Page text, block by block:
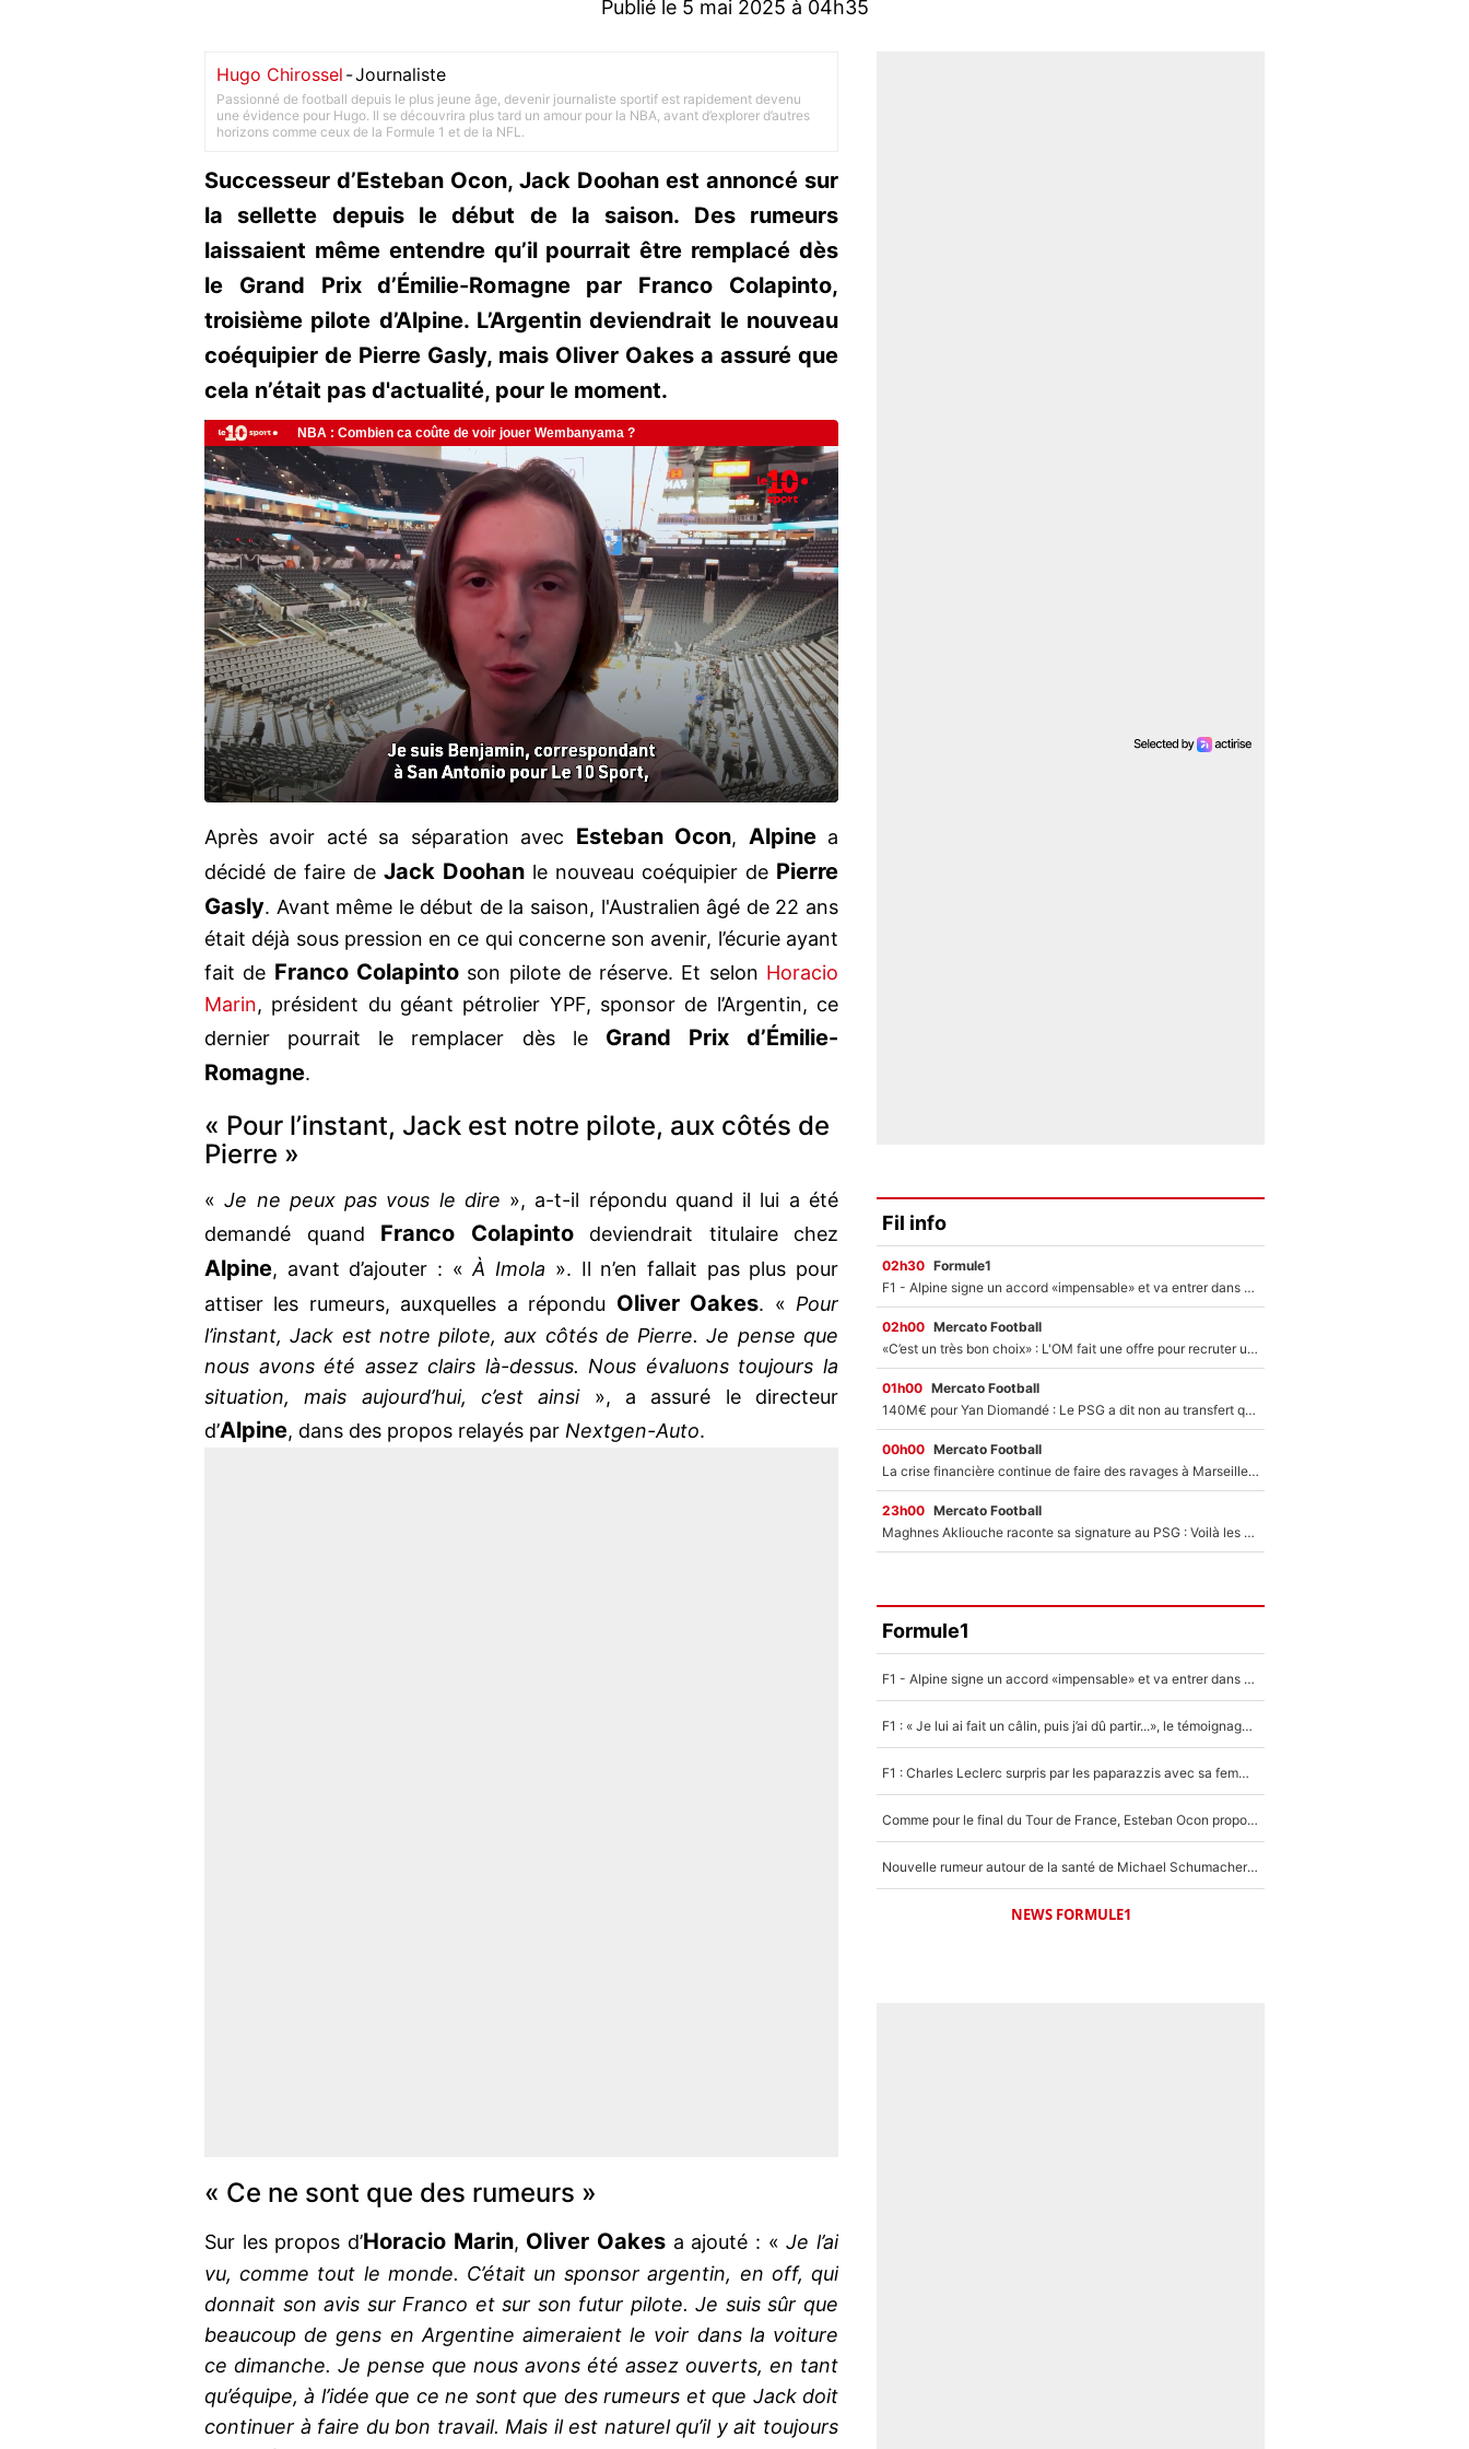
Publié le 5 mai 2025 à 04h35
Hugo Chirossel -Journaliste
Passionné de football depuis le plus jeune âge, devenir journaliste sportif est rapidement devenu
une évidence pour Hugo. Il se découvrira plus tard un amour pour la NBA, avant d’explorer d’autres
horizons comme ceux de la Formule 1 et de la NFL.
Successeur d’Esteban Ocon, Jack Doohan est annoncé sur
la sellette depuis le début de la saison. Des rumeurs
laissaient même entendre qu’il pourrait être remplacé dès
le Grand Prix d’Émilie-Romagne par Franco Colapinto,
troisième pilote d’Alpine. L’Argentin deviendrait le nouveau
coéquipier de Pierre Gasly, mais Oliver Oakes a assuré que
cela n’était pas d'actualité, pour le moment.
Après avoir acté sa séparation avec Esteban Ocon, Alpinea
décidé de faire de Jack Doohan le nouveau coéquipier de Pierre
Gasly. Avant même le début de la saison, l'Australien âgé de 22 ans
était déjà sous pression en ce qui concerne son avenir, l’écurie ayant
fait de Franco Colapintoson pilote de réserve. Et selon Horacio
Marin, président du géant pétrolier YPF, sponsor de l’Argentin, ce
dernier pourrait le remplacer dès le Grand Prix d’Émilie-
Romagne.
« Pour l’instant, Jack est notre pilote, aux côtés de
Pierre »
« Je ne peux pas vous le dire », a-t-il répondu quand il lui a été
demandé quand Franco Colapintodeviendrait titulaire chez
Alpine, avant d’ajouter : «À Imola ». Il n’en fallait pas plus pour
attiser les rumeurs, auxquelles a répondu Oliver Oakes. «Pour
l’instant, Jack est notre pilote, aux côtés de Pierre. Je pense que
nous avons été assez clairs là-dessus. Nous évaluons toujours la
situation, mais aujourd’hui, c’est ainsi », a assuré le directeur
d’Alpine, dans des propos relayés par Nextgen-Auto.
« Ce ne sont que des rumeurs »
Sur les propos d’Horacio Marin, Oliver Oakes a ajouté : «Je l’ai
vu, comme tout le monde. C’était un sponsor argentin, en off, qui
donnait son avis sur Franco et sur son futur pilote. Je suis sûr que
beaucoup de gens en Argentine aimeraient le voir dans la voiture
ce dimanche. Je pense que nous avons été assez ouverts, en tant
qu’équipe, à l’idée que ce ne sont que des rumeurs et que Jack doit
continuer à faire du bon travail. Mais il est naturel qu’il y ait toujours
Fil info
02h30 Formule1
F1 - Alpine signe un accord «impensable» et va entrer dans une nouvelle dimension : Grande nouvelle pour Pierre Gasly !
02h00 Mercato Football
«C’est un très bon choix» : L'OM fait une offre pour recruter un ancien joueur du PSG... et c'est validé dans l'After Foot !
01h00 Mercato Football
140M€ pour Yan Diomandé : Le PSG a dit non au transfert qui bat tous les records sur le mercato
00h00 Mercato Football
La crise financière continue de faire des ravages à Marseille : L’OM a placé 12 joueurs sur le marché des transferts… et ça pourrait lui rapporter près de 100M€ !
23h00 Mercato Football
Maghnes Akliouche raconte sa signature au PSG : Voilà les coulisses de son transfert de rêve à 50M€
Formule1
F1 - Alpine signe un accord «impensable» et va entrer dans une nouvelle dimension : Grande nouvelle pour Pierre Gasly !
F1 : « Je lui ai fait un câlin, puis j’ai dû partir...», le témoignage émouvant de Max Verstappen sur sa fille
F1 : Charles Leclerc surpris par les paparazzis avec sa femme, les rumeurs étaient vraies !
Comme pour le final du Tour de France, Esteban Ocon propose un Grand Prix de Formule 1 à Paris : «Autour de l’Arc de Triomphe, ce serait génial» !
Nouvelle rumeur autour de la santé de Michael Schumacher : Sa femme Corinna sort du silence
NEWS FORMULE1